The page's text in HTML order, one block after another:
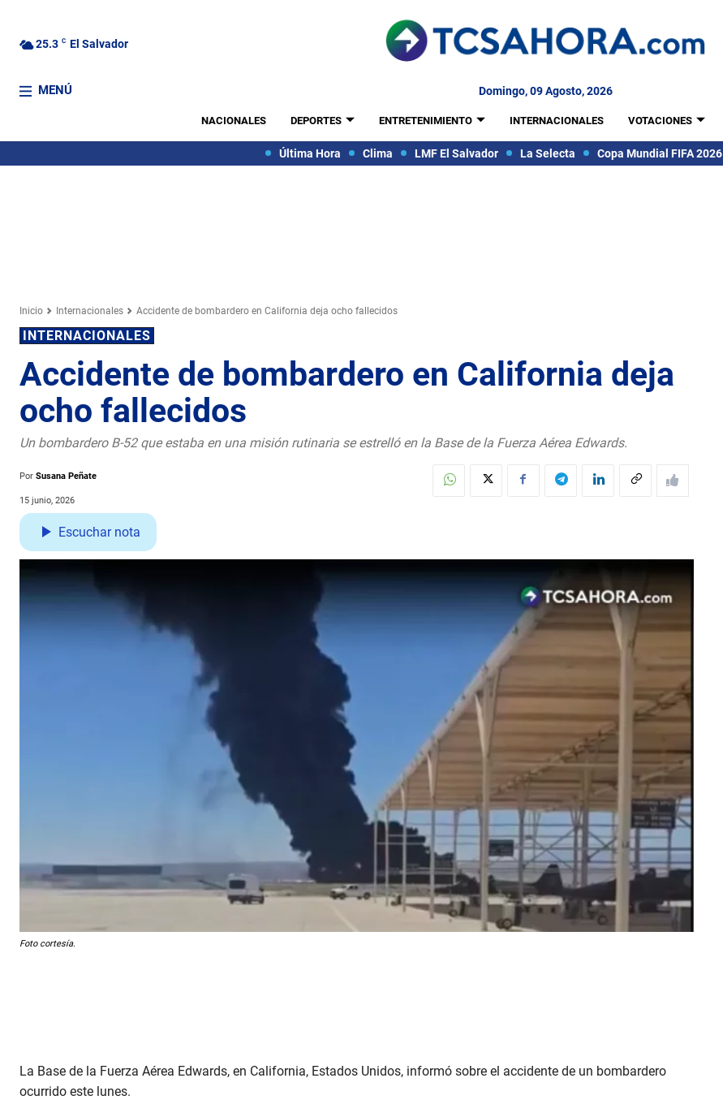
25.3 C El Salvador
MENÚ Domingo, 09 Agosto, 2026
NACIONALES DEPORTES ENTRETENIMIENTO INTERNACIONALES VOTACIONES
Última Hora Clima LMF El Salvador La Selecta Copa Mundial FIFA 2026
Inicio Internacionales Accidente de bombardero en California deja ocho fallecidos
INTERNACIONALES
Accidente de bombardero en California deja
ocho fallecidos
Un bombardero B-52 que estaba en una misión rutinaria se estrelló en la Base de la Fuerza Aérea Edwards.
Por Susana Peñate
15 junio, 2026
Escuchar nota
Foto cortesía.
La Base de la Fuerza Aérea Edwards, en California, Estados Unidos, informó sobre el accidente de un bombardero
ocurrido este lunes.